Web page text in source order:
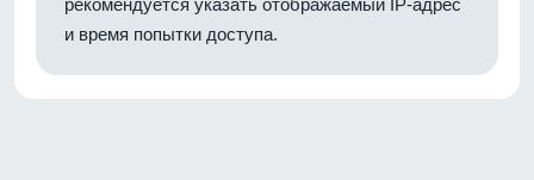
и время попытки доступа.